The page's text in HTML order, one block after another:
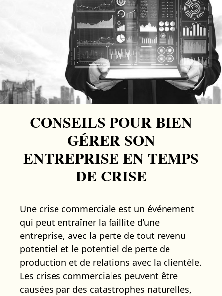
CONSEILS POUR BIEN
GÉRER SON
ENTREPRISE EN TEMPS
DE CRISE
Une crise commerciale est un événement
qui peut entraîner la faillite d’une
entreprise, avec la perte de tout revenu
potentiel et le potentiel de perte de
production et de relations avec la clientèle.
Les crises commerciales peuvent être
causées par des catastrophes naturelles,